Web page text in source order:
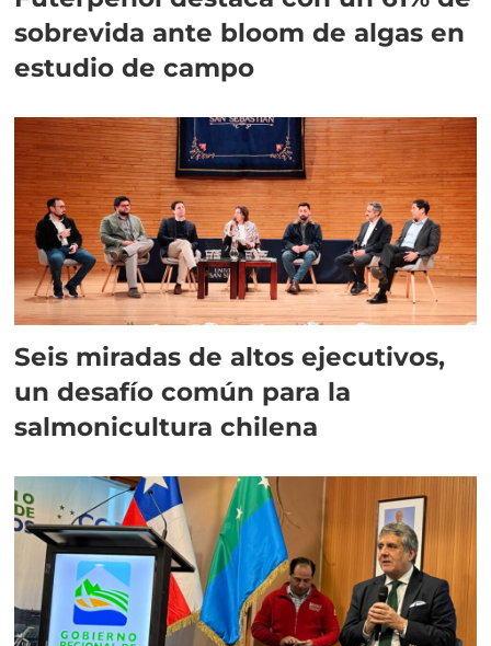
sobrevida ante bloom de algas en
estudio de campo
Seis miradas de altos ejecutivos,
un desafío común para la
salmonicultura chilena